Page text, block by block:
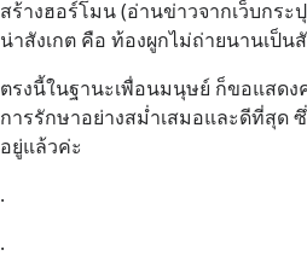
สร้างฮอร์โมน (อ่านข่าวจากเว็บกระ
น่าสังเกต คือ ท้องผูกไม่ถ่ายนานเป็น
ตรงนี้ในฐานะเพื่อนมนุษย์ ก็ขอแสดง
การรักษาอย่างสม่ำเสมอและดีที่สุด
อยู่แล้วค่ะ
.
.